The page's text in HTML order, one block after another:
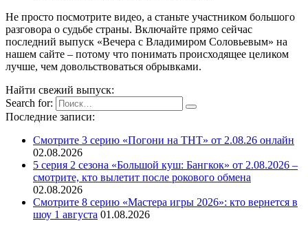
Не просто посмотрите видео, а станьте участником большого
разговора о судьбе страны. Включайте прямо сейчас
последний выпуск «Вечера с Владимиром Соловьевым» на
нашем сайте – потому что понимать происходящее целиком
лучше, чем довольствоваться обрывками.
Найти свежий выпуск:
Search for:
Последние записи:
Смотрите 3 серию «Погони на ТНТ» от 2.08.26 онлайн
02.08.2026
5 серия 2 сезона «Большой куш: Бангкок» от 2.08.2026 –
смотрите, кто вылетит после рокового обмена
02.08.2026
Смотрите 8 серию «Мастера игры 2026»: кто вернется в
шоу 1 августа 01.08.2026